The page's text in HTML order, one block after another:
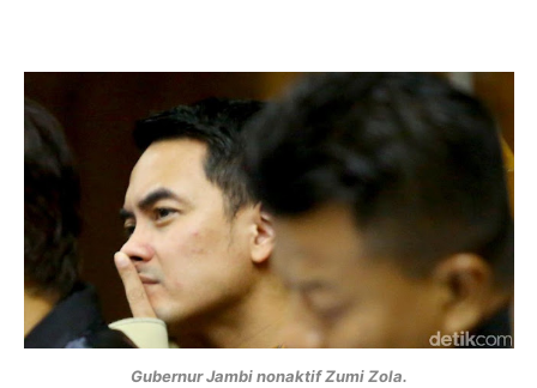
Gubernur Jambi nonaktif Zumi Zola.